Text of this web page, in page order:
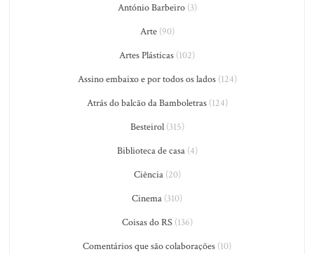
António Barbeiro(3)
Arte(90)
Artes Plásticas (102)
Assino embaixo e por todos os lados(124)
Atrás do balcão da Bamboletras(124)
Besteirol(315)
Biblioteca de casa(4)
Ciência(20)
Cinema (310)
Coisas do RS(136)
Comentários que são colaborações (10)